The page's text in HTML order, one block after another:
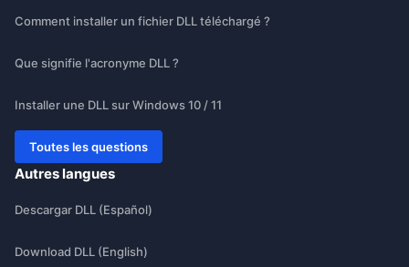
Comment installer un fichier DLL téléchargé ?
Que signifie l'acronyme DLL ?
Installer une DLL sur Windows 10 / 11
Toutes les questions
Autres langues
Descargar DLL (Español)
Download DLL (English)